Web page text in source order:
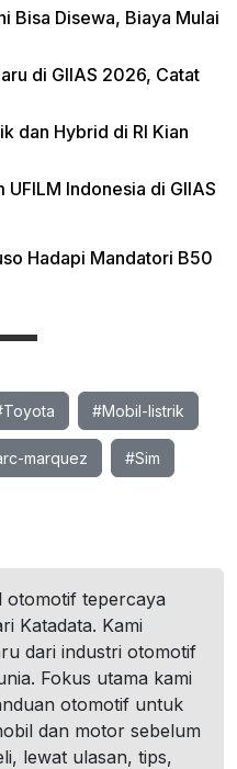
Bisa Disewa, Biaya Mulai
di GIIAS 2026, Catat
dan Hybrid di RI Kian
Indonesia di GIIAS
Hadapi Mandatori B50
#Mobil-listrik
marquez #Sim
otomotif tepercaya
Katadata. Kami
dari industri otomotif
Fokus utama kami
otomotif untuk
dan motor sebelum
lewat ulasan, tips,